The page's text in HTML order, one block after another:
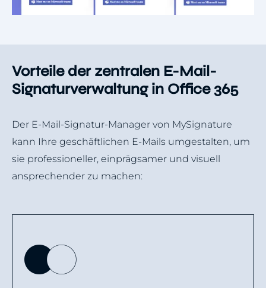
Vorteile der zentralen E-Mail-
Signaturverwaltung in Office 365
Der E-Mail-Signatur-Manager von MySignature
kann Ihre geschäftlichen E-Mails umgestalten, um
sie professioneller, einprägsamer und visuell
ansprechender zu machen: